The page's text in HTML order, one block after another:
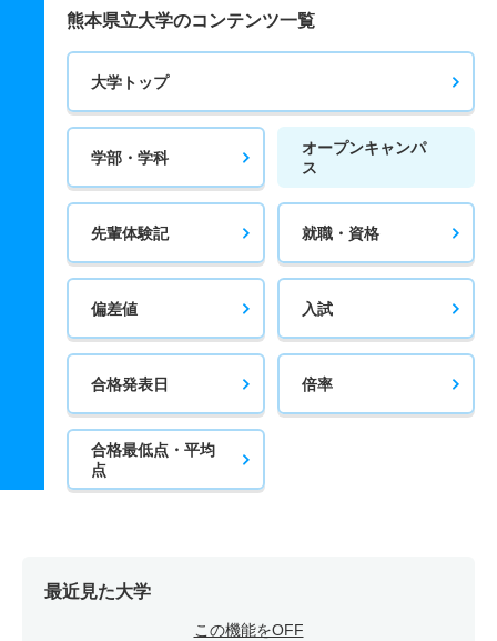
熊本県立大学のコンテンツ一覧
大学トップ
学部・学科
オープンキャンパ
ス
先輩体験記 就職・資格
偏差値 入試
合格発表日 倍率
合格最低点・平均
点
最近見た大学
この機能をOFF